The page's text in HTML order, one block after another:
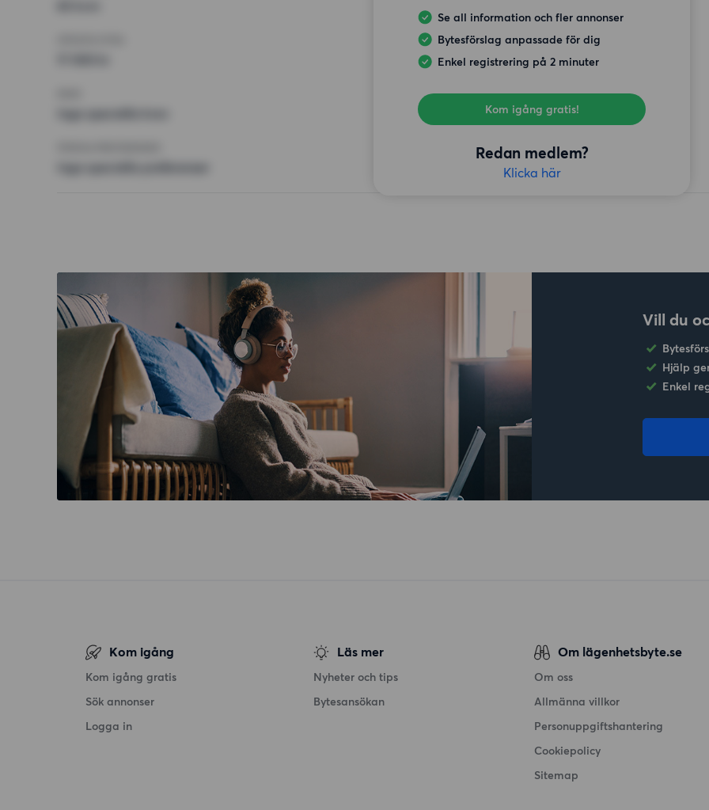
Se all information och fler annonser
Bytesförslag anpassade för dig
Enkel registrering på 2 minuter
Kom igång gratis!
Redan medlem?
Klicka här
Vill du
Hjälp
Enkel
Kom igång
Kom igång gratis
Sök annonser
Logga in
Läs mer
Nyheter och tips
Bytesansökan
Om lägenhetsbyte.se
Om oss
Allmänna villkor
Personuppgiftshantering
Cookiepolicy
Sitemap